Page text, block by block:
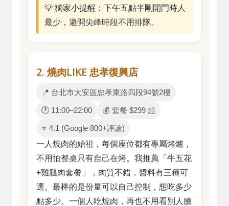
💡 獨家小提醒：下午五點半剛開門時人
最少，避開尖峰時段不用排隊。
2. 燒肉LIKE 忠孝復興店
📍 台北市大安區忠孝東路四段94號2樓
🕐 11:00–22:00 💰 套餐 $299 起
⭐ 4.1 (Google 800+評論)
一人燒肉的始祖，每個座位都有專屬烤爐，
不用怕整桌只有自己在烤。我推薦「牛五花
+雞腿肉套餐」，肉質不錯，醬料有三種可
選。最棒的是份量可以自己控制，想吃多少
點多少。一個人吃燒肉，再也不用看別人臉